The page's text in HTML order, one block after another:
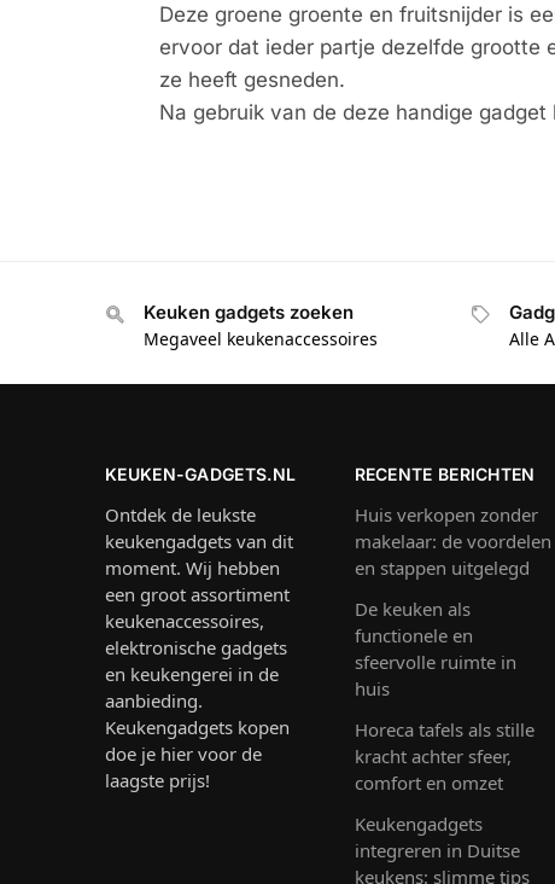
Deze groene groente en fruitsnijder is
ervoor dat ieder partje dezelfde grootte
ze heeft gesneden.
Na gebruik van de deze handige
Keuken gadgets zoeken
Megaveel keukenaccessoires
Alle
KEUKEN-GADGETS.NL
Ontdek de leukste
keukengadgets van dit
moment. Wij hebben
een groot assortiment
keukenaccessoires,
elektronische gadgets
en keukengerei in de
aanbieding.
Keukengadgets kopen
doe je hier voor de
laagste prijs!
RECENTE BERICHTEN
Huis verkopen zonder
makelaar: de voordelen
en stappen uitgelegd
De keuken als
functionele en
sfeervolle ruimte in
huis
Horeca tafels als stille
kracht achter sfeer,
comfort en omzet
Keukengadgets
integreren in Duitse
keukens: slimme tips